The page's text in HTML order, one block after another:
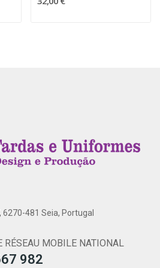
6270-481 Seia, Portugal
RÉSEAU MOBILE NATIONAL
982